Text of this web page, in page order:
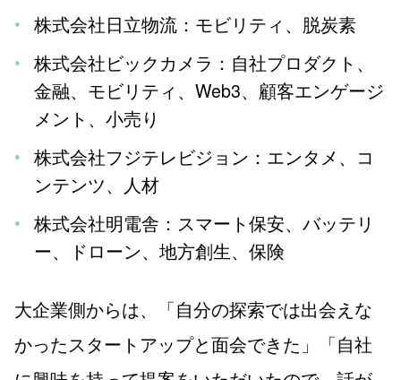
株式会社日立物流：モビリティ、脱炭素
株式会社ビックカメラ：自社プロダクト、
金融、モビリティ、Web3、顧客エンゲージ
メント、小売り
株式会社フジテレビジョン：エンタメ、コ
ンテンツ、人材
株式会社明電舎：スマート保安、バッテリ
ー、ドローン、地方創生、保険
大企業側からは、「自分の探索では出会えな
かったスタートアップと面会できた」「自社